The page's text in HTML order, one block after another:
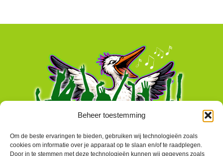
Beheer toestemming
Om de beste ervaringen te bieden, gebruiken wij technologieën zoals
cookies om informatie over je apparaat op te slaan en/of te raadplegen.
Door in te stemmen met deze technologieën kunnen wij gegevens zoals